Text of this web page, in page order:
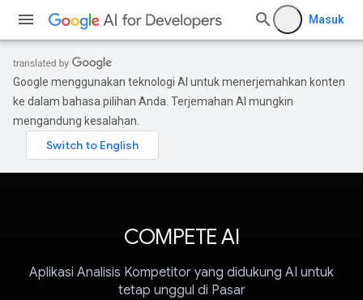
Masuk
Google menggunakan teknologi AI untuk menerjemahkan konten
ke dalam bahasa pilihan Anda. Terjemahan AI mungkin
mengandung kesalahan.
COMPETE AI
Aplikasi Analisis Kompetitor yang didukung AI untuk
tetap unggul di Pasar